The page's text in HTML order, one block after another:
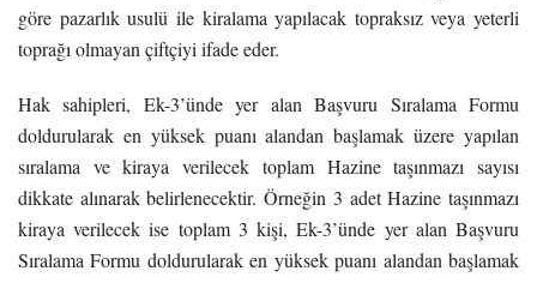
göre pazarlık usulü ile kiralama yapılacak topraksız veya yeterli
toprağı olmayan çiftçiyi ifade eder.
Hak sahipleri, Ek-3’ünde yer alan Başvuru Sıralama Formu
doldurularak en yüksek puanı alandan başlamak üzere yapılan
sıralama ve kiraya verilecek toplam Hazine taşınmazı sayısı
dikkate alınarak belirlenecektir. Örneğin 3 adet Hazine taşınmazı
kiraya verilecek ise toplam 3 kişi, Ek-3’ünde yer alan Başvuru
Sıralama Formu doldurularak en yüksek puanı alandan başlamak